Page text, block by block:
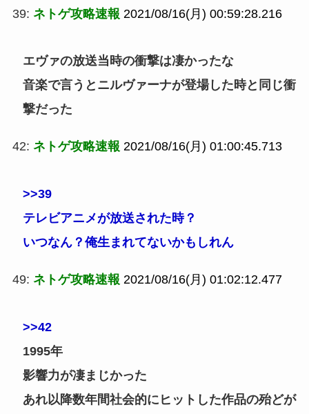
39: ネトゲ攻略速報 2021/08/16(月) 00:59:28.216
エヴァの放送当時の衝撃は凄かったな
音楽で言うとニルヴァーナが登場した時と同じ衝
撃だった
42: ネトゲ攻略速報 2021/08/16(月) 01:00:45.713
>>39
テレビアニメが放送された時？
いつなん？俺生まれてないかもしれん
49: ネトゲ攻略速報 2021/08/16(月) 01:02:12.477
>>42
1995年
影響力が凄まじかった
あれ以降数年間社会的にヒットした作品の殆どが